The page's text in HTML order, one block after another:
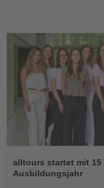
Sie
die
alltours startet mit
Ausbildungsjahr